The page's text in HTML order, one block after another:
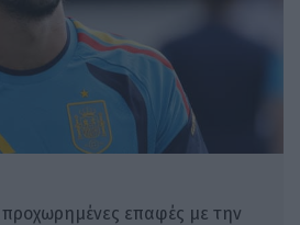
προχωρημένες επαφές με την